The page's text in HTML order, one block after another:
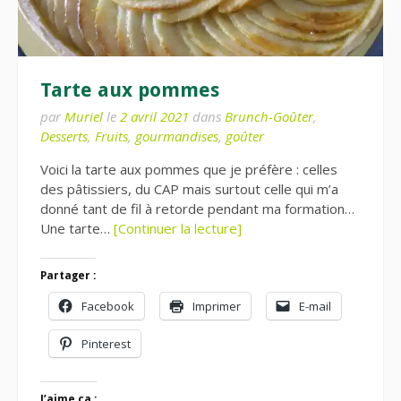
Tarte aux pommes
par Muriel le 2 avril 2021 dans Brunch-Goûter,
Desserts, Fruits, gourmandises, goûter
Voici la tarte aux pommes que je préfère : celles
des pâtissiers, du CAP mais surtout celle qui m’a
donné tant de fil à retorde pendant ma formation…
Une tarte… [Continuer la lecture]
Partager :
Facebook Imprimer E-mail
Pinterest